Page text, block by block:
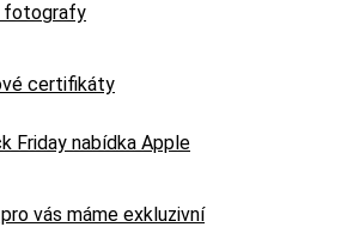
fotografy
certifikáty
Friday nabídka Apple
vás máme exkluzivní